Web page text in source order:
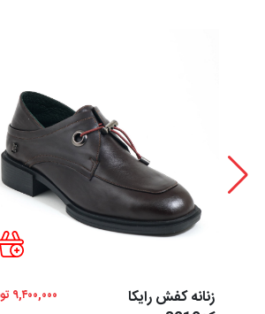
زنانه کفش رایکا
۹,۴۰۰,۰۰۰ تومان